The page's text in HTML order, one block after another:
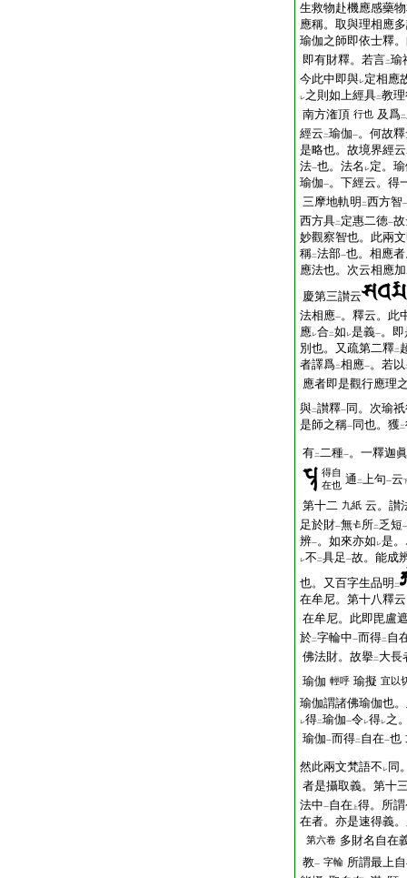
生救物赴機應感藥
應稱。取與理相應
瑜伽之師即依士釋
即有財釋。若言二瑜
今此中即與レ定相應
レ之則如上經具二教
南方潅頂 行也 及爲二
經云 二瑜伽一。何故
是略也。故境界經云
法一也。法名 レ定。
瑜伽一。下經云。得
三摩地軌明 二西方智一
西方具二 定惠二徳一
妙觀察智也。此兩
稱二法部一也。相應
應法也。次云相應加
慶第三讃云
法相應一。釋云。此
應レ合二如 レ是義一。
別也。又疏第二釋二
者譯爲二相應一。若以
應者即是觀行應理
與二讃釋一 同。次瑜
是師之稱一 同也。獲二
有二二種一。一釋迦
得自
在也 通 二上句一云
第十二 九紙 云。讃
足於財一無 所二 乏短一
辨一。如來亦如 レ是
レ不 二具足 一故。能成
也。又百字生品明 二
在牟尼。第十八釋
在牟尼。此即毘盧
於二字輪中一而得二 自
佛法財。故擧二 大長
瑜伽 輕呼 瑜擬 宜以
瑜伽謂諸佛瑜伽也
レ得二瑜伽一令レ得レ之
瑜伽一而得二 自在一也
然此兩文梵語不 レ 同
者是攝取義。第十
法中一自在 上得。所
在者。亦是速得義
第六卷 多財名自在
教一 字輪 所謂最上